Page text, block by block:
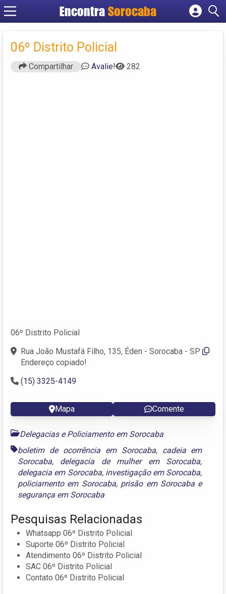
EncontraSorocaba
Cadastrar empresa
Criar conta
06º Distrito Policial
Compartilhar Avalie! 282
06º Distrito Policial
Rua João Mustafá Filho, 135, Éden - Sorocaba - SP
Endereço copiado!
(15) 3325-4149
Mapa Comente
Delegacias e Policiamento em Sorocaba
boletim de ocorrência em Sorocaba, cadeia em
Sorocaba, delegacia de mulher em Sorocaba,
delegacia em Sorocaba, investigação em Sorocaba,
policiamento em Sorocaba, prisão em Sorocaba e
segurança em Sorocaba
Pesquisas Relacionadas
Whatsapp 06º Distrito Policial
Suporte 06º Distrito Policial
Atendimento 06º Distrito Policial
SAC 06º Distrito Policial
Contato 06º Distrito Policial